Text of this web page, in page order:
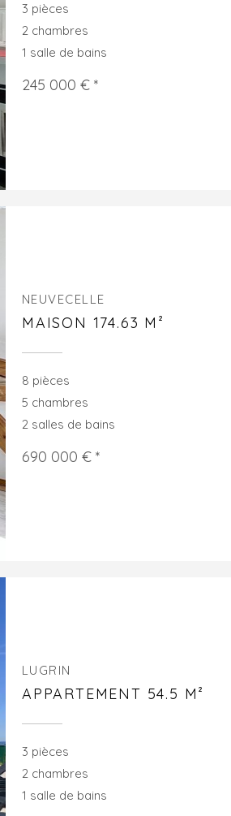
3 pièces
2 chambres
1 salle de bains
245 000 € *
NEUVECELLE
MAISON 174.63 M²
8 pièces
5 chambres
2 salles de bains
690 000 € *
LUGRIN
APPARTEMENT 54.5 M²
3 pièces
2 chambres
1 salle de bains